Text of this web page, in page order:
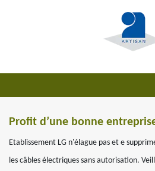
Profit d’une bonne
Etablissement LG n'élague pas et e
les câbles électriques sans autorisation.